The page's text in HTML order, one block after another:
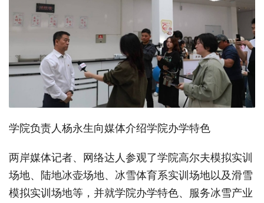
学院负责人杨永生向媒体介绍学院办学特色
两岸媒体记者、网络达人参观了学院高尔夫模拟实训
场地、陆地冰壶场地、冰雪体育系实训场地以及滑雪
模拟实训场地等，并就学院办学特色、服务冰雪产业